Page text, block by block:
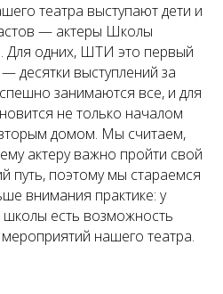
театра выступают дети и
— актеры Школы
Для одних, ШТИ это первый
десятки выступлений за
занимаются все, и для
не только началом
домом. Мы считаем,
актеру важно пройти свой
путь, поэтому мы стараемся
внимания практике: у
есть возможность
нашего театра.